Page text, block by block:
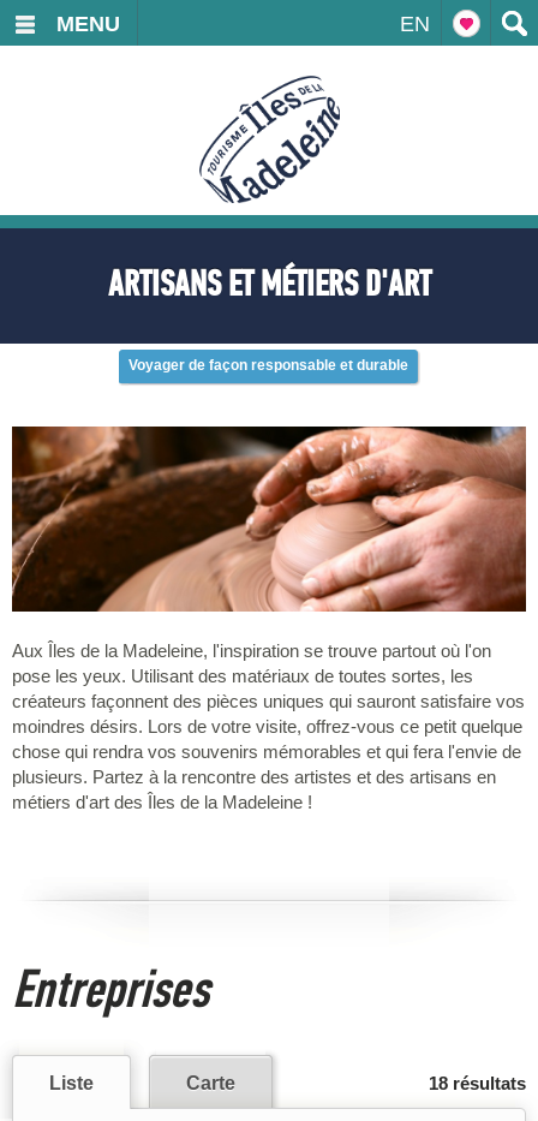
EN
MENU
ARTISANS ET MÉTIERS D'ART
Voyager de façon responsable et durable
Aux Îles de la Madeleine, l'inspiration se trouve partout où l'on
pose les yeux. Utilisant des matériaux de toutes sortes, les
créateurs façonnent des pièces uniques qui sauront satisfaire vos
moindres désirs. Lors de votre visite, offrez-vous ce petit quelque
chose qui rendra vos souvenirs mémorables et qui fera l'envie de
plusieurs. Partez à la rencontre des artistes et des artisans en
métiers d'art des Îles de la Madeleine !
Entreprises
18 résultats
Liste Carte